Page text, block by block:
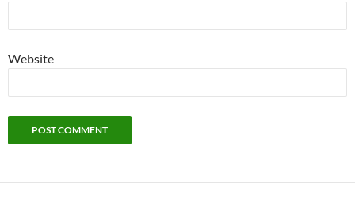
Website